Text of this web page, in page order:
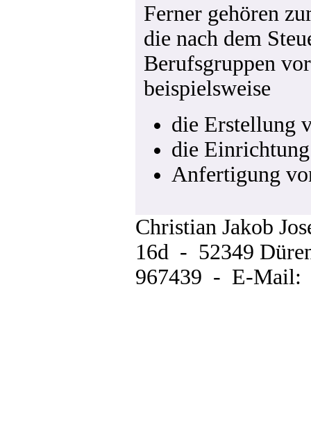
Ferner gehören
die nach dem
Berufsgruppen
beispielsweise
die Erstellung
die
Anfertigung
Christian Jakob
16d - 52349
967439 - E-Mail: